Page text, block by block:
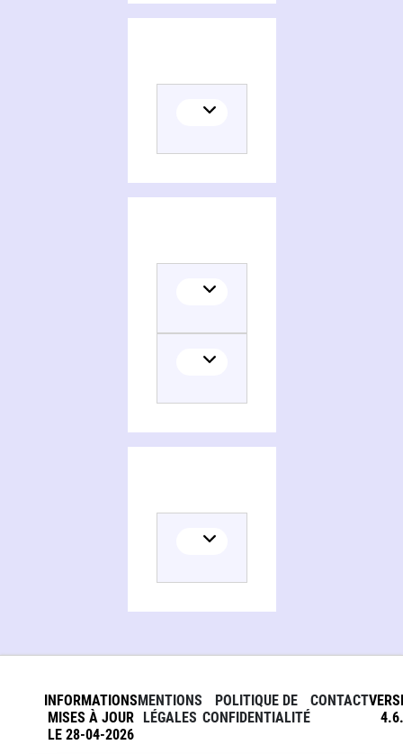
INFORMATIONS
MISES À JOUR
LE 28-04-2026
MENTIONS
LÉGALES
POLITIQUE DE
CONFIDENTIALITÉ
CONTACT